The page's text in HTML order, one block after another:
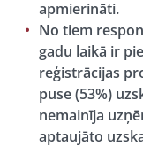
apmierināti.
No tiem
gadu laikā ir
reģistrācijas
puse (53%)
nemainīja
aptaujāto